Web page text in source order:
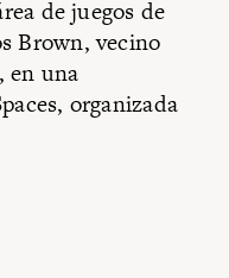
de juegos de
Brown, vecino
en una
organizada